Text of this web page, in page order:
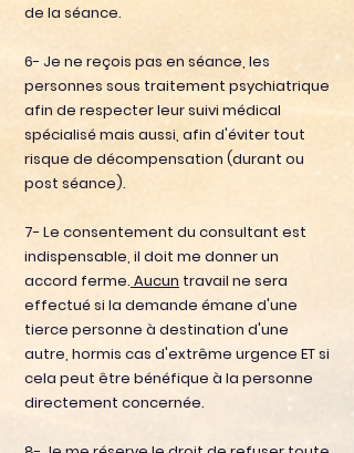
de la séance.
6- Je ne reçois pas en séance, les
personnes sous traitement psychiatrique
afin de respecter leur suivi médical
spécialisé mais aussi, afin d'éviter tout
risque de décompensation (durant ou
post séance).
7- Le consentement du consultant est
indispensable, il doit me donner un
accord ferme. Aucun travail ne sera
effectué si la demande émane d'une
tierce personne à destination d'une
autre, hormis cas d'extrême urgence ET si
cela peut être bénéfique à la personne
directement concernée.